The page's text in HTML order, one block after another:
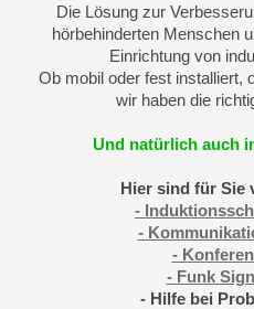
Die Lösung zur
hörbehinderten Menschen
Einrichtung von
Ob mobil oder fest installiert,
wir haben die
Und natürlich auch
Hier sind für Sie
-
-
-
- Funk
- Hilfe bei